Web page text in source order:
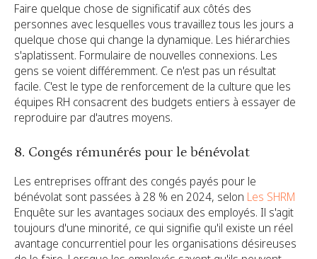
Faire quelque chose de significatif aux côtés des
personnes avec lesquelles vous travaillez tous les jours a
quelque chose qui change la dynamique. Les hiérarchies
s'aplatissent. Formulaire de nouvelles connexions. Les
gens se voient différemment. Ce n'est pas un résultat
facile. C'est le type de renforcement de la culture que les
équipes RH consacrent des budgets entiers à essayer de
reproduire par d'autres moyens.
8. Congés rémunérés pour le bénévolat
Les entreprises offrant des congés payés pour le
bénévolat sont passées à 28 % en 2024, selon Les SHRM
Enquête sur les avantages sociaux des employés. Il s'agit
toujours d'une minorité, ce qui signifie qu'il existe un réel
avantage concurrentiel pour les organisations désireuses